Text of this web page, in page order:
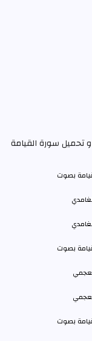
و تحميل سورة القيامة